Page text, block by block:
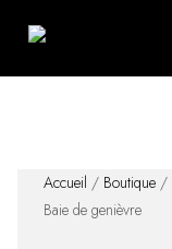
Accueil / Boutique /
Baie de genièvre